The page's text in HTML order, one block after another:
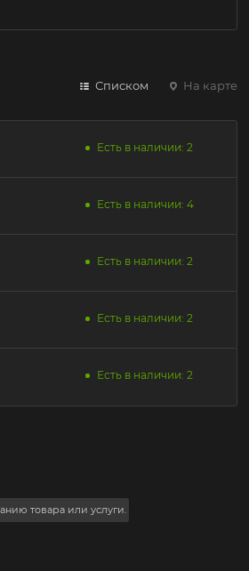
Списком На карте
Есть в наличии: 2
Есть в наличии: 4
Есть в наличии: 2
Есть в наличии: 2
Есть в наличии: 2
товара или услуги.